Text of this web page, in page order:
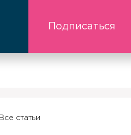
Подписаться
Все статьи